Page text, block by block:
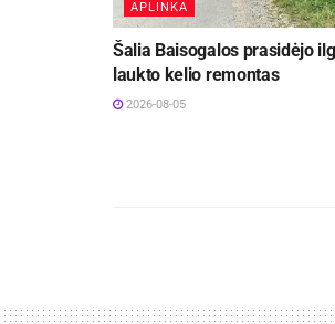
APLINKA
Šalia Baisogalos prasidėjo
laukto kelio remontas
2026-08-05